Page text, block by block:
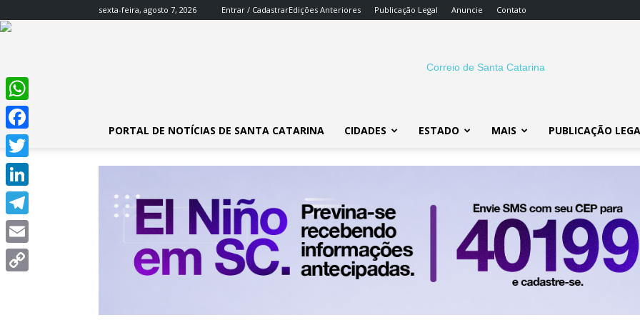
sexta-feira, agosto 7, 2026 Entrar / CadastrarEdições Anteriores Publicação Legal Anuncie Contato
SC
PORTAL DE NOTÍCIAS DE SANTA CATARINA CIDADES ESTADO MAIS PUBLICAÇÃO
WhatsApp
Facebook
Twitter
LinkedIn
Telegram
Email